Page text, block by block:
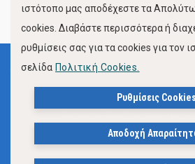
Όροι Χρήσης
Πολιτική Προστασίας
Πολιτική Cookies
ιστότοπο μας αποδέχεστε τα
cookies. Διαβάστε περισσότερα ή
ρυθμίσεις σας για τα cookies για τον
σελίδα Πολιτική Cookies.
Ρυθμίσεις Cookies
Αποδοχή